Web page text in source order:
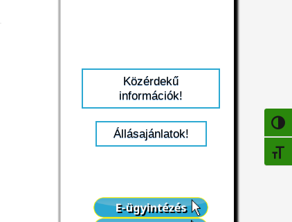
Közérdekű
információk!
Állásajánlatok!